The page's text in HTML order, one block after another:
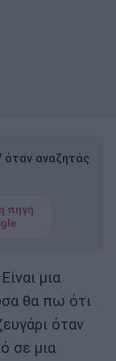
όταν αναζητάς
πηγή
μια
θα πω ότι
όταν
σε μια